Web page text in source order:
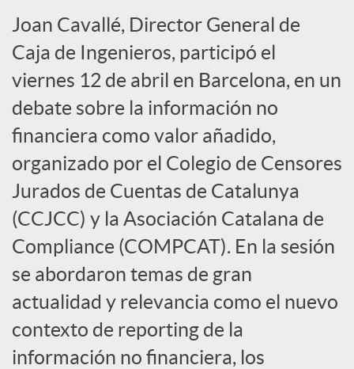
c
i
a
l
e
s
Joan Cavallé, Director General de
Caja de Ingenieros, participó el
viernes 12 de abril en Barcelona, en un
debate sobre la información no
financiera como valor añadido,
organizado por el Colegio de Censores
Jurados de Cuentas de Catalunya
(CCJCC) y la Asociación Catalana de
Compliance (COMPCAT). En la sesión
se abordaron temas de gran
actualidad y relevancia como el nuevo
contexto de reporting de la
información no financiera, los